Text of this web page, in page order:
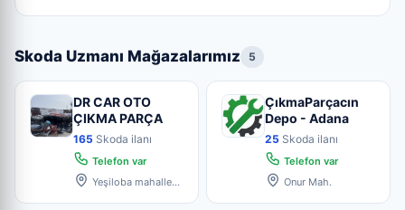
Skoda Uzmanı Mağazalarımız 5
DR CAR OTO
ÇIKMA PARÇA
165 Skoda ilanı
Telefon var
Yeşiloba mahallesi
ÇıkmaParçacın
Depo - Adana
25 Skoda ilanı
Telefon var
Onur Mah.